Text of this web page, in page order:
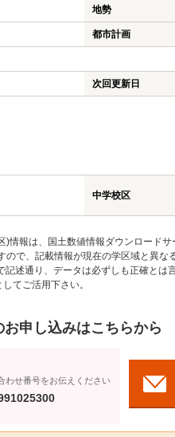
地勢
都市計画
次回更新日
中学校区
)情報は、国土数値情報ダウンロード
で、記載情報が現在の学区域と異な
述通り、データは必ずしも正確と
てご活用下さい。
申し込みはこちらから
わせ番号をお伝えください